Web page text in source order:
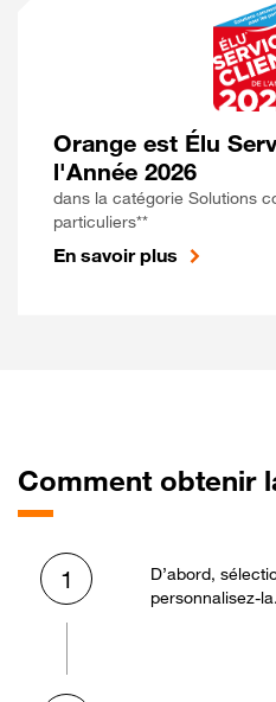
Orange est Élu
l'Année 2026
dans la catégorie Solutions
particuliers**
En savoir plus
Comment obtenir
1
D’abord,
personnalisez-la.